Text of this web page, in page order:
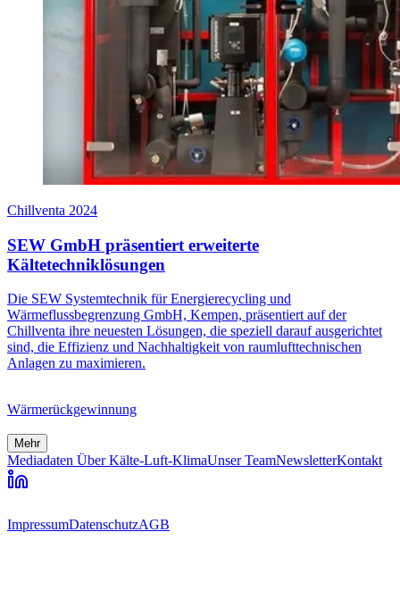
Chillventa 2024
SEW GmbH präsentiert erweiterte
Kältetechniklösungen
Die SEW Systemtechnik für Energierecycling und
Wärmeflussbegrenzung GmbH, Kempen, präsentiert auf der
Chillventa ihre neuesten Lösungen, die speziell darauf ausgerichtet
sind, die Effizienz und Nachhaltigkeit von raumlufttechnischen
Anlagen zu maximieren.
Wärmerückgewinnung
Mehr
Mediadaten Über Kälte-Luft-KlimaUnser TeamNewsletterKontakt
ImpressumDatenschutzAGB